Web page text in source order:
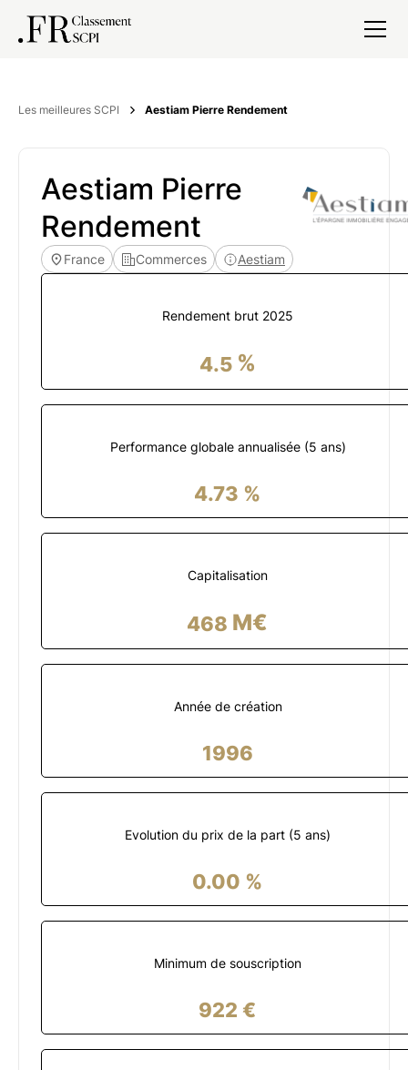
Les meilleures SCPI Aestiam Pierre Rendement
Aestiam Pierre
Rendement
France Commerces Aestiam
Rendement brut 2025
4.5%
Performance globale annualisée (5 ans)
4.73 %
Capitalisation
468 M€
Année de création
1996
Evolution du prix de la part (5 ans)
0.00 %
Minimum de souscription
922 €